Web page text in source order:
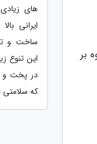
بر
های
ایرانی
ساخت و
این تنوع
در پخت و
که سلامتی